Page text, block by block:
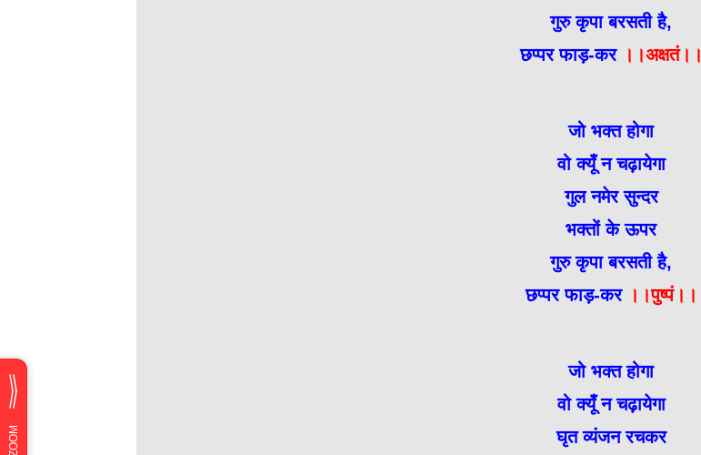
गुरु कृपा बरसती है,
छप्पर फाड़-कर।।अक्षतं।।
जो भक्त होगा
वो क्यूँ न चढ़ायेगा
गुल नमेर सुन्दर
भक्तों के ऊपर
गुरु कृपा बरसती है,
छप्पर फाड़-कर।।पुष्पं।।
जो भक्त होगा
वो क्यूँ न चढ़ायेगा
घृत व्यंजन रचकर